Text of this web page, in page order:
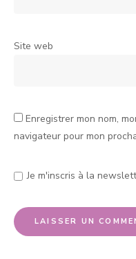
Site web
Enregistrer mon nom,
navigateur pour mon
Je m'inscris à la